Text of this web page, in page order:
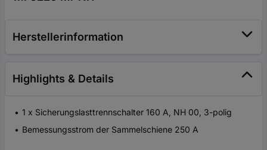
Herstellerinformation
Highlights & Details
1 x Sicherungslasttrennschalter 160 A, NH 00, 3-polig
Bemessungsstrom der Sammelschiene 250 A